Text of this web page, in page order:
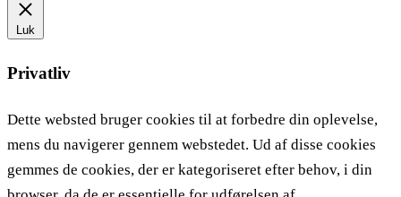
Luk
Privatliv
Dette websted bruger cookies til at forbedre din oplevelse,
mens du navigerer gennem webstedet. Ud af disse cookies
gemmes de cookies, der er kategoriseret efter behov, i din